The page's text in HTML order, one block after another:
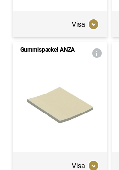
Visa
Gummispackel ANZA
Visa